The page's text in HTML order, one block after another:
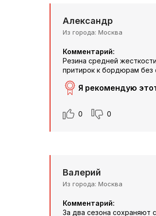
Александр
Из города Москва
Комментарий:
Резина средней
притирок к бордюрам без
Я рекомендую
0 0
Валерий
Из города Москва
Комментарий:
За два сезона сохраняют